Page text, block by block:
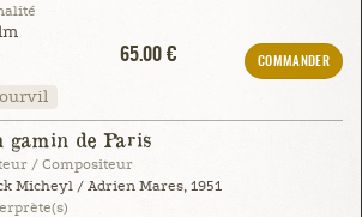
65.00 €
COMMANDER
gamin de Paris
/ Compositeur
Micheyl / Adrien Mares, 1951